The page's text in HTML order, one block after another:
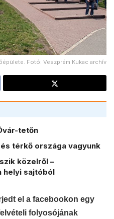
Fotó: Veszprém Kukac archív
tetőn
és térkő országa vagyunk
közelről –
helyi sajtóból
el a facebookon egy
folyosójának